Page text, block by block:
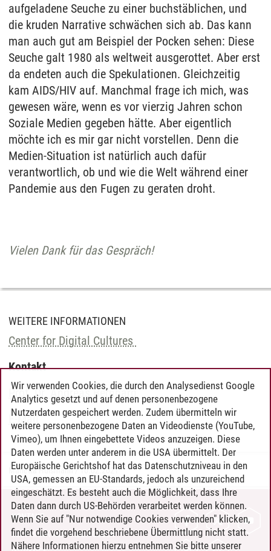
aufgeladene Seuche zu einer buchstäblichen, und
die kruden Narrative schwächen sich ab. Das kann
man auch gut am Beispiel der Pocken sehen: Diese
Seuche galt 1980 als weltweit ausgerottet. Aber erst
da endeten auch die Spekulationen. Gleichzeitig
kam AIDS/HIV auf. Manchmal frage ich mich, was
gewesen wäre, wenn es vor vierzig Jahren schon
Soziale Medien gegeben hätte. Aber eigentlich
möchte ich es mir gar nicht vorstellen. Denn die
Medien-Situation ist natürlich auch dafür
verantwortlich, ob und wie die Welt während einer
Pandemie aus den Fugen zu geraten droht.
Vielen Dank für das Gespräch!
WEITERE INFORMATIONEN
Center for Digital Cultures
Kontakt
Prof. Dr. Andreas Bernhard
E-Mail
Marietta Hülsmann/10.02.2021
KONTAKT
LEUPHANA ALS ARBEITGEBER
Wir verwenden Cookies, die durch den Analysedienst Google
Analytics gesetzt und auf denen personenbezogene
Nutzerdaten gespeichert werden. Zudem übermitteln wir
weitere personenbezogene Daten an Videodienste (YouTube,
Vimeo), um Ihnen eingebettete Videos anzuzeigen. Diese
Daten werden unter anderem in die USA übermittelt. Der
Europäische Gerichtshof hat das Datenschutzniveau in den
USA, gemessen an EU-Standards, jedoch als unzureichend
eingeschätzt. Es besteht auch die Möglichkeit, dass Ihre
Daten dann durch US-Behörden verarbeitet werden können.
Wenn Sie auf "Nur notwendige Cookies verwenden" klicken,
findet die vorgehend beschriebene Übermittlung nicht statt.
Nähere Informationen hierzu entnehmen Sie bitte unserer